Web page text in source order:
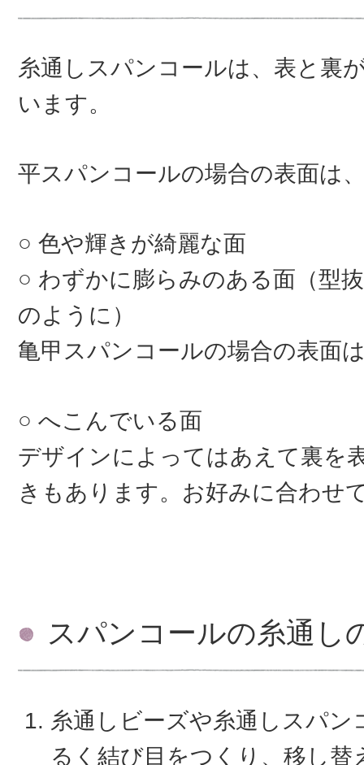
糸通しスパンコールは、表と裏
います。
平スパンコールの場合の表面は
色や輝きが綺麗な面
わずかに膨らみのある面（型
のように）
亀甲スパンコールの場合の表面
へこんでいる面
デザインによってはあえて裏を
きもあります。お好みに合わせ
スパンコールの糸通し
糸通しビーズや糸通しスパン
るく結び目をつくり、移し替